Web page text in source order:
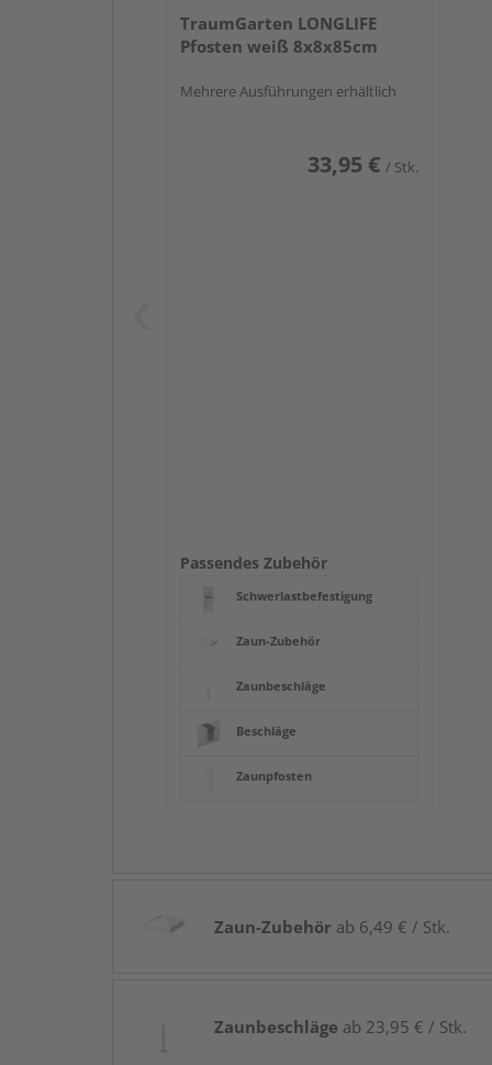
TraumGarten LONGLIFE
Pfosten weiß 8x8x85cm
Mehrere Ausführungen erhältlich
33,95 € / Stk.
Passendes Zubehör
Schwerlastbefestigung
Zaun-Zubehör
Zaunbeschläge
Beschläge
Zaunpfosten
Zaun-Zubehör ab 6,49 € / Stk.
Zaunbeschläge ab 23,95 € / Stk.